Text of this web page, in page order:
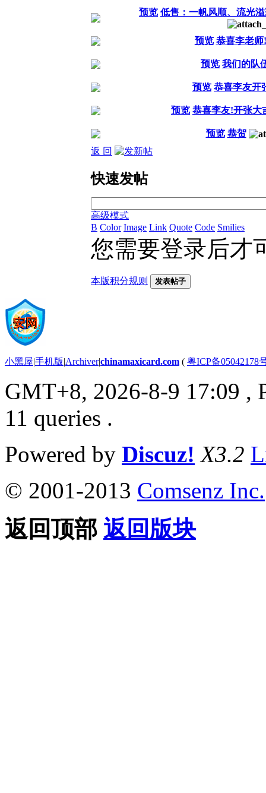
预览 低售：一帆风顺、流光
预览 恭喜李老
预览 我们的队
预览 恭喜李友开
预览 恭喜李友!开张大
预览 恭贺
返 回
快速发帖
高级模式
B Color Image Link Quote Code Smilies
您需要登录后才
本版积分规则 发表帖子
小黑屋|手机版|Archiver|chinamaxicard.com ( 粤ICP备05042178
GMT+8, 2026-8-9 17:09 ,
11 queries .
Powered by Discuz! X3.2
© 2001-2013 Comsenz Inc.
返回顶部 返回版块